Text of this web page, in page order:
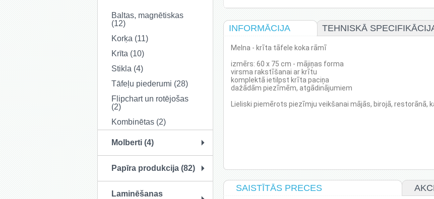
Baltas, magnētiskas
(12)
Korķa (11)
Krīta (10)
Stikla (4)
Tāfeļu piederumi (28)
Flipchart un rotējošas
(2)
Kombinētas (2)
Molberti (4)
Papīra produkcija (82)
Laminēšanas
INFORMĀCIJA TEHNISKĀ
Melna - krīta tāfele koka rāmī
izmērs: 60 x 75 cm - mājiņas forma
virsma rakstīšanai ar krītu
komplektā ietilpst krīta paciņa
dažādām piezīmēm, atgādinājumiem
Lieliski piemērots piezīmju veikšanai mājās, birojā, restorānā,
SAISTĪTĀS PRECES